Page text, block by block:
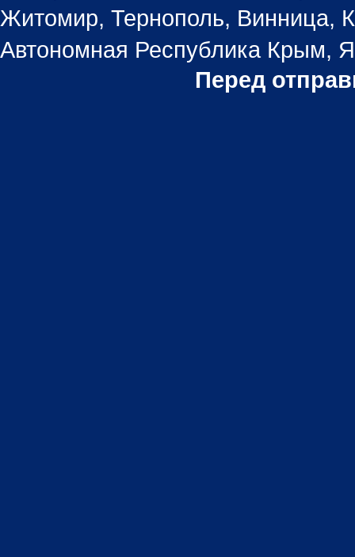
Житомир, Тернополь, Винница,
Автономная Республика Крым,
Перед